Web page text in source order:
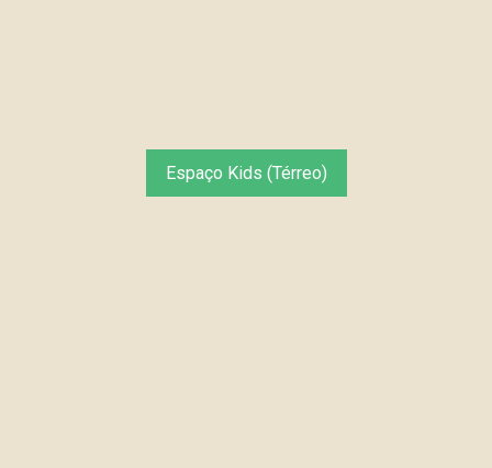
Espaço Kids (Térreo)